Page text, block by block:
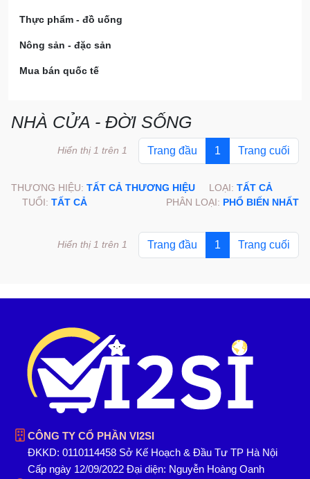
Thực phẩm - đồ uống
Nông sản - đặc sản
Mua bán quốc tế
NHÀ CỬA - ĐỜI SỐNG
Trang đầu 1 Trang cuối
Hiển thị 1 trên 1
THƯƠNG HIỆU: TẤT CẢ THƯƠNG HIỆU LOẠI: TẤT CẢ
TUỔI: TẤT CẢ PHÂN LOẠI: PHỔ BIẾN NHẤT
Trang đầu 1 Trang cuối
Hiển thị 1 trên 1
CÔNG TY CỔ PHẦN VI2SI
ĐKKD: 0110114458 Sở Kế Hoạch & Đầu Tư TP Hà Nội
Cấp ngày 12/09/2022 Đại diện: Nguyễn Hoàng Oanh